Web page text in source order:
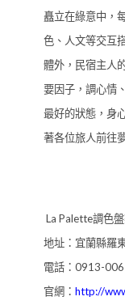
矗立在綠意中，
色、人文等交互
體外，民宿主人
要因子，調心情
最好的狀態，身
著各位旅人前往
La Palette調色
地址：宜蘭縣羅
電話：0913-
官網： http://